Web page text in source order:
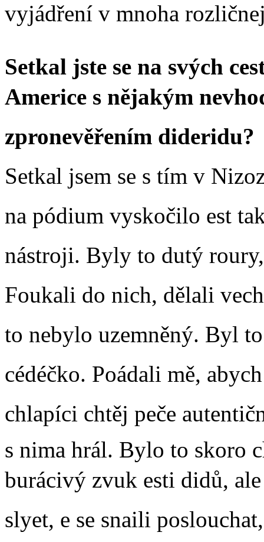
vyjádření v mnoha
Setkal jste se na svých
Americe s nějakým
zpronevěřením dideridu?
Setkal jsem se s tím v
na pódium vyskočilo est
nástroji. Byly to dutý roury,
Foukali do nich, dělali
to nebylo uzemněný. Byl to
cédéčko. Poádali mě,
chlapíci chtěj peče
s nima hrál. Bylo to skoro
burácivý zvuk esti didů,
slyet, e se snaili